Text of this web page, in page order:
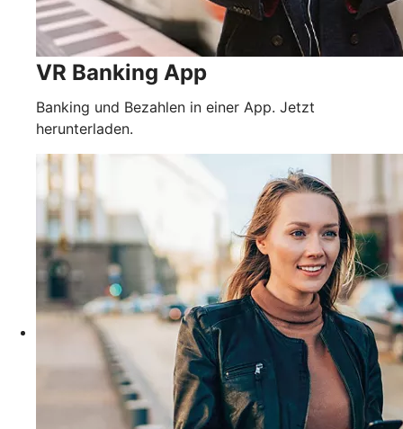
VR Banking App
Banking und Bezahlen in einer App. Jetzt
herunterladen.